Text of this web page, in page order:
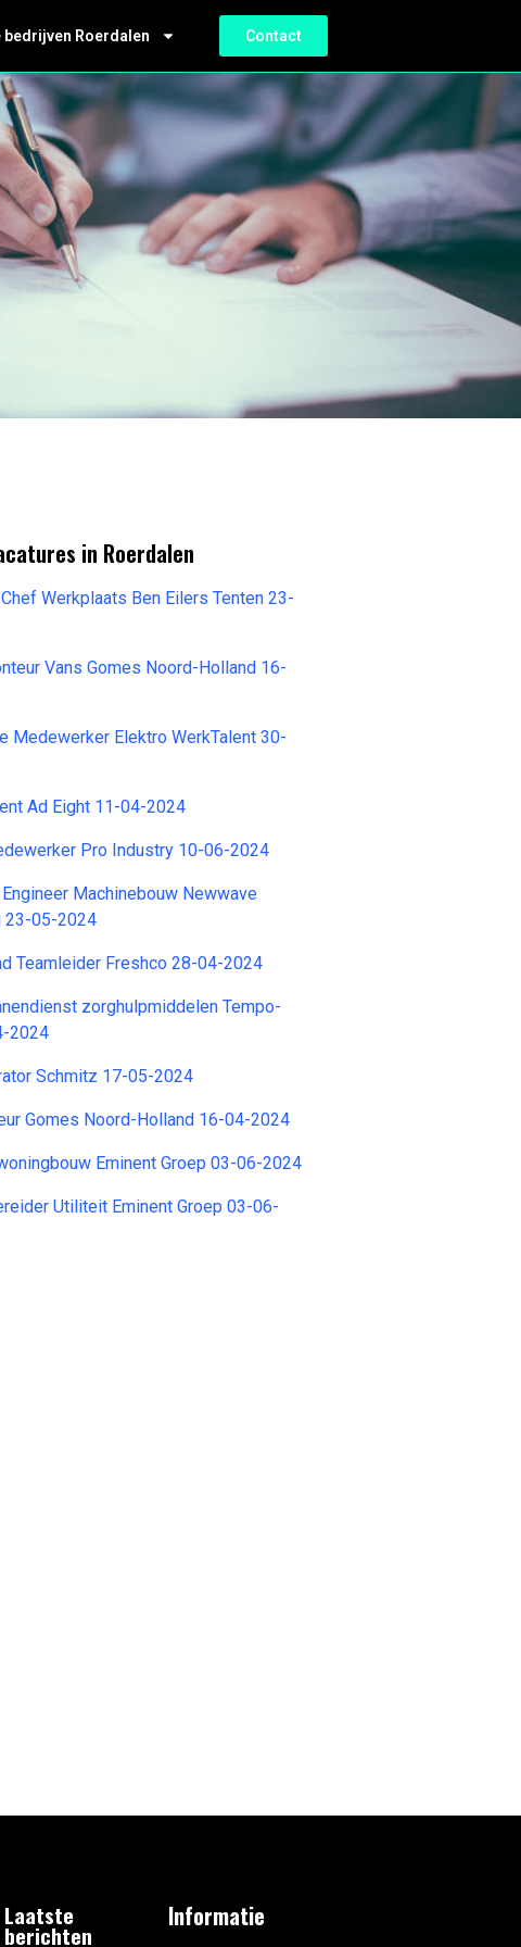
bedrijven Roerdalen Contact
in Roerdalen
Werkplaats Ben Eilers Tenten 23-
Vans Gomes Noord-Holland 16-
Medewerker Elektro WerkTalent 30-
Ad Eight 11-04-2024
Pro Industry 10-06-2024
Machinebouw Newwave
23-05-2024
Teamleider Freshco 28-04-2024
zorghulpmiddelen Tempo-
2024
Schmitz 17-05-2024
Gomes Noord-Holland 16-04-2024
Eminent Groep 03-06-2024
Utiliteit Eminent Groep 03-06-
Laatste
berichten
Informatie